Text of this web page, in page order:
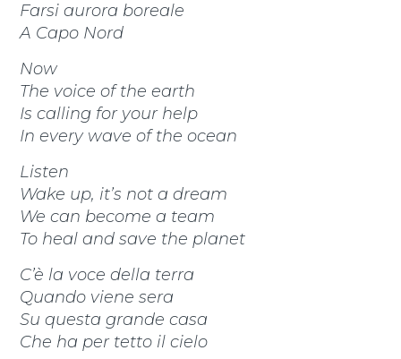
Farsi aurora boreale
A Capo Nord
Now
The voice of the earth
Is calling for your help
In every wave of the ocean
Listen
Wake up, it’s not a dream
We can become a team
To heal and save the planet
C’è la voce della terra
Quando viene sera
Su questa grande casa
Che ha per tetto il cielo